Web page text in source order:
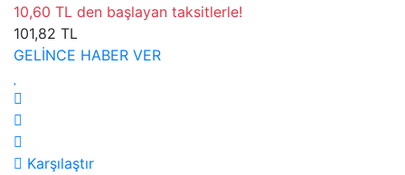
10,60 TL den başlayan taksitlerle!
101,82 TL
GELİNCE HABER VER
Karşılaştır